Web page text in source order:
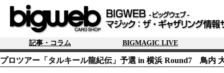
記事・コラム BIGMAGIC LIVE
プロツアー「タルキール龍紀伝」予選 in 横浜 Round7 鳥内